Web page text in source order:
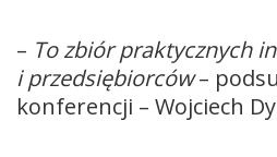
– To zbiór praktycznych
i przedsiębiorców–
konferencji – Wojciech